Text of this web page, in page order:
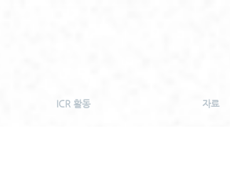
ICR 활동 자료